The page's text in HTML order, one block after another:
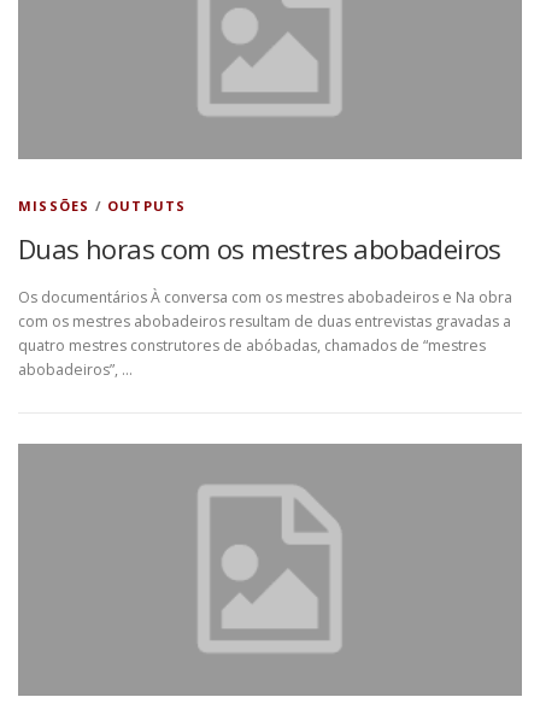
MISSÕES / OUTPUTS
Duas horas com os mestres abobadeiros
Os documentários À conversa com os mestres abobadeiros e Na obra
com os mestres abobadeiros resultam de duas entrevistas gravadas a
quatro mestres construtores de abóbadas, chamados de “mestres
abobadeiros”, …